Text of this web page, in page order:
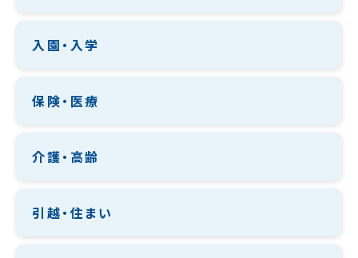
入園・入学
保険・医療
介護・高齢
引越・住まい